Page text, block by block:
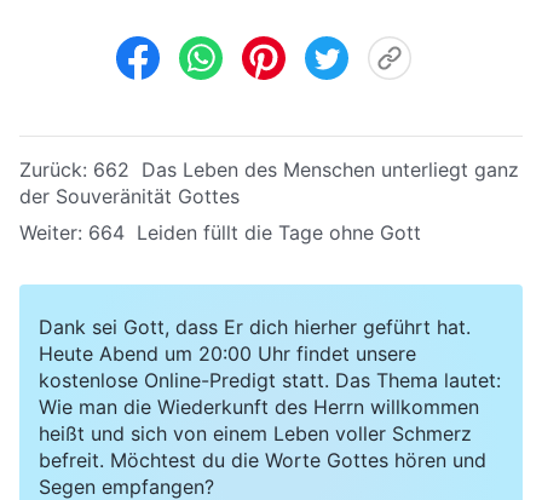
Zurück: 662 Das Leben des Menschen unterliegt ganz
der Souveränität Gottes
Weiter: 664 Leiden füllt die Tage ohne Gott
Dank sei Gott, dass Er dich hierher geführt hat.
Heute Abend um 20:00 Uhr findet unsere
kostenlose Online-Predigt statt. Das Thema lautet:
Wie man die Wiederkunft des Herrn willkommen
heißt und sich von einem Leben voller Schmerz
befreit. Möchtest du die Worte Gottes hören und
Segen empfangen?